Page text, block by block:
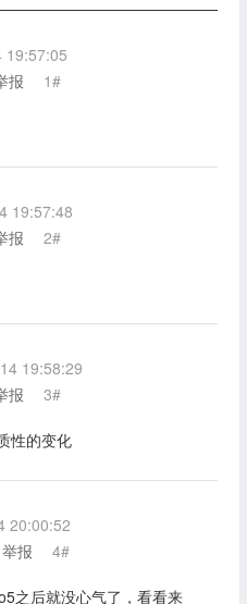
19:57:05
报 1#
19:57:48
报 2#
19:58:29
报 3#
性的变化
20:00:52
举报 4#
之后就没心气了，看看来